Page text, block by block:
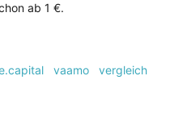
ab 1 €.
vaamo
vergleich